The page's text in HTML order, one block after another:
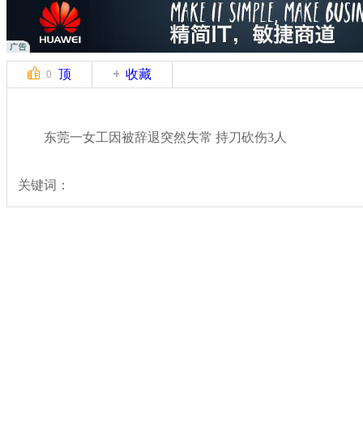
0 顶 收藏
东莞一女工因被辞退突然失常 持刀砍伤3人
关键词：